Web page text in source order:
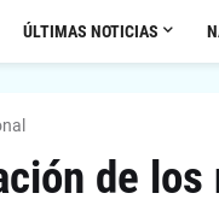
ÚLTIMAS NOTICIAS
de